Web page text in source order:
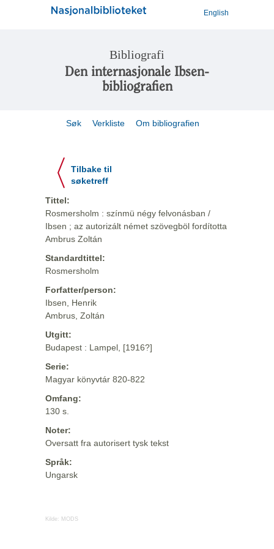
English
Bibliografi
Den internasjonale Ibsen-
bibliografien
Søk Verkliste Om bibliografien
Tilbake til
søketreff
Tittel:
Rosmersholm : színmü négy felvonásban /
Ibsen ; az autorizált német szövegböl fordította
Ambrus Zoltán
Standardtittel:
Rosmersholm
Forfatter/person:
Ibsen, Henrik
Ambrus, Zoltán
Utgitt:
Budapest : Lampel, [1916?]
Serie:
Magyar könyvtár 820-822
Omfang:
130 s.
Noter:
Oversatt fra autorisert tysk tekst
Språk:
Ungarsk
Kilde: MODS